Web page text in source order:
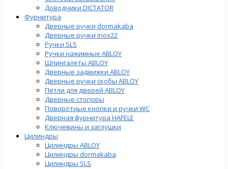
Доводчики DICTATOR
Фурнитура
Дверные ручки dormakaba
Дверные ручки inox22
Ручки SLS
Ручки нажимные ABLOY
Шпингалеты ABLOY
Дверные задвижки ABLOY
Дверные ручки скобы ABLOY
Петли для дверей ABLOY
Дверные стопоры
Поворотные кнопки и ручки WC
Дверная фурнитура HAFELE
Ключевины и заглушки
Цилиндры
Цилиндры ABLOY
Цилиндры dormakaba
Цилиндры SLS